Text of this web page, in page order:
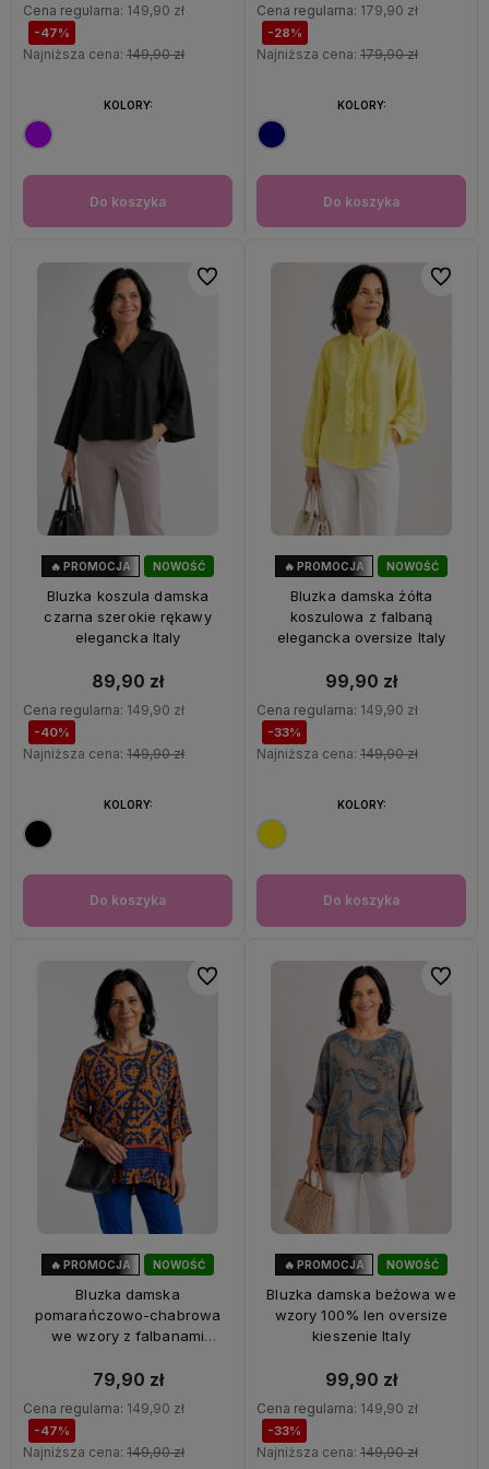
Cena regularna: 149,90 zł
-47%
Najniższa cena: 149,90 zł
Do koszyka
KOLORY:
Cena regularna: 179,90 zł
-28%
Najniższa cena: 179,90 zł
Do koszyka
KOLORY:
NOWOŚĆ
🔥 PROMOCJA
Bluzka koszula damska
czarna szerokie rękawy
elegancka Italy
89,90 zł
Cena regularna: 149,90 zł
-40%
Najniższa cena: 149,90 zł
Do koszyka
KOLORY:
Do ulubionych
NOWOŚĆ
OKAZJA
🔥 PROMOCJA
Bluzka damska żółta
koszulowa z falbaną
elegancka oversize Italy
99,90 zł
Cena regularna: 149,90 zł
-33%
Najniższa cena: 149,90 zł
Do koszyka
KOLORY:
Do
NOWOŚĆ
🔥 PROMOCJA
Bluzka damska
pomarańczowo-chabrowa
we wzory z falbanami
79,90 zł
Cena regularna: 149,90 zł
-47%
Najniższa cena: 149,90 zł
Do ulubionych
NOWOŚĆ
OKAZJA
🔥 PROMOCJA
Bluzka damska beżowa we
wzory 100% len oversize
kieszenie Italy
99,90 zł
Cena regularna: 149,90 zł
-33%
Najniższa cena: 149,90 zł
Do